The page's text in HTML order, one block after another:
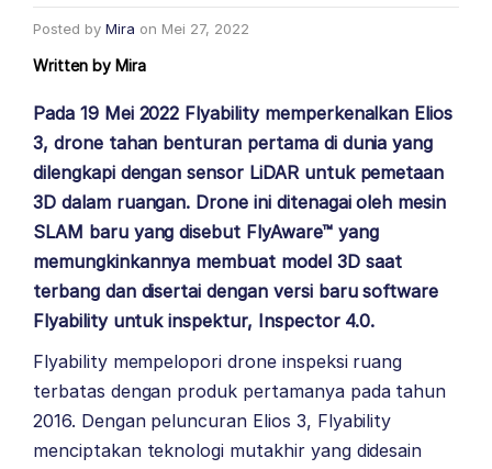
Posted by Mira on Mei 27, 2022
Written by Mira
Pada 19 Mei 2022 Flyability memperkenalkan Elios
3, drone tahan benturan pertama di dunia yang
dilengkapi dengan sensor LiDAR untuk pemetaan
3D dalam ruangan. Drone ini ditenagai oleh mesin
SLAM baru yang disebut FlyAware™ yang
memungkinkannya membuat model 3D saat
terbang dan disertai dengan versi baru software
Flyability untuk inspektur, Inspector 4.0.
Flyability mempelopori drone inspeksi ruang
terbatas dengan produk pertamanya pada tahun
2016. Dengan peluncuran Elios 3, Flyability
menciptakan teknologi mutakhir yang didesain